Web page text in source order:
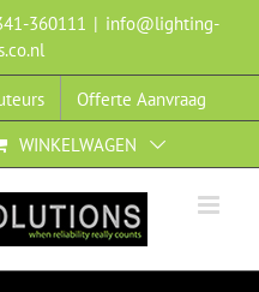
360111 | info@lighting-
Offerte Aanvraag
WINKELWAGEN